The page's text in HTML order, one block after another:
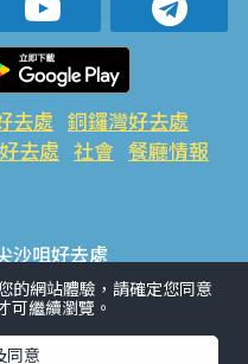
去處 銅鑼灣好去處
去處 社會 餐廳情報
沙咀好去處
去處 旺角好去處 社會
的網站體驗，請確定您同意
可繼續瀏覽。
同意